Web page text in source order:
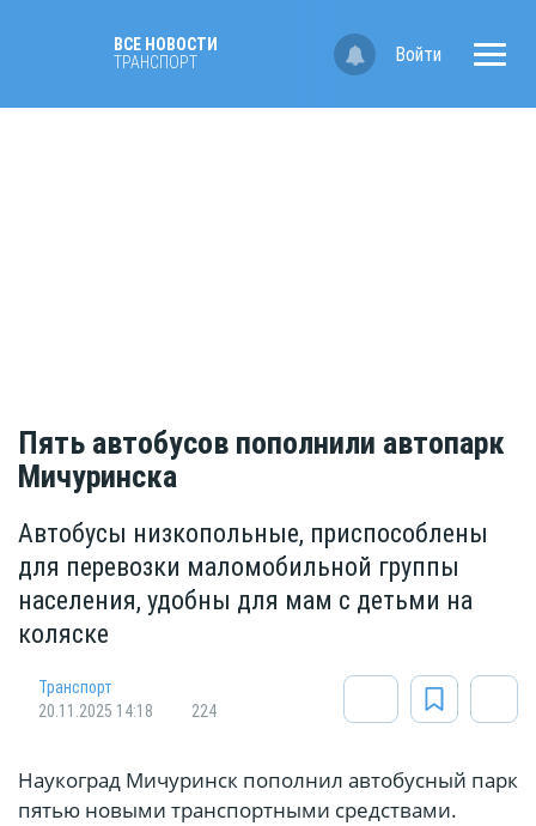
ВСЕ НОВОСТИ
ТРАНСПОРТ
Войти
Пять автобусов пополнили автопарк
Мичуринска
Автобусы низкопольные, приспособлены
для перевозки маломобильной группы
населения, удобны для мам с детьми на
коляске
Транспорт
20.11.2025 14:18
224
Наукоград Мичуринск пополнил автобусный парк
пятью новыми транспортными средствами.